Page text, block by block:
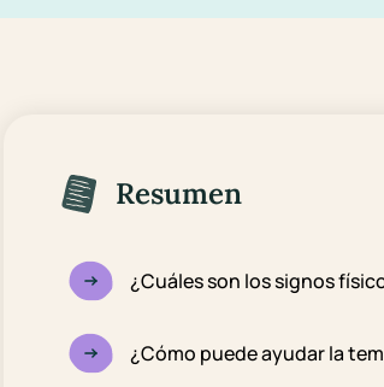
Resumen
¿Cuáles son los signos
¿Cómo puede ayudar la